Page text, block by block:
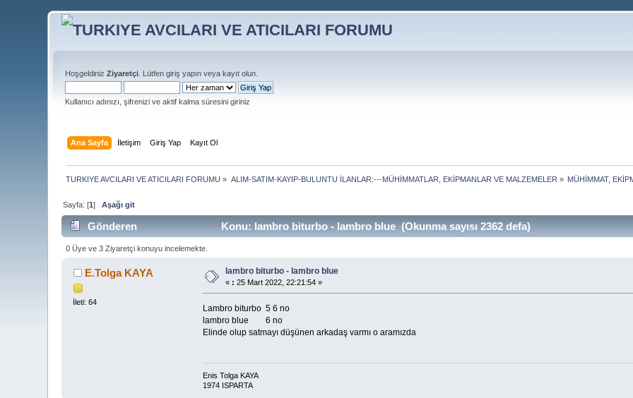
HoşgeldinizZiyaretçi . Lütfengiriş yapın veyakayıt olun
Kullanıcı adınızı, şifrenizi ve aktif kalma süresini giriniz
Ana Sayfa İletişim Giriş Yap Kayıt Ol
TURKIYE AVCILARI VE ATICILARI FORUMU » ALIM-SATIM-KAYIP-BULUNTU İLANLAR:---MÜHİMMATLAR, EKİPMANLAR VE MALZEMELER » MÜHİMMAT,
Sayfa: [1]Aşağı git
Gönderen Konu: lambro biturbo - lambro blue (Okunma sayısı 2362 defa)
0 Üye ve 3 Ziyaretçi konuyu incelemekte.
E.Tolga KAYA
İleti: 64
lambro biturbo - lambro blue
« : 25 Mart 2022, 22:21:54 »
Lambro biturbo 5 6 no
lambro blue 6 no
Elinde olup satmayı düşünen arkadaş varmı o aramızda
Enis Tolga KAYA
1974 ISPARTA